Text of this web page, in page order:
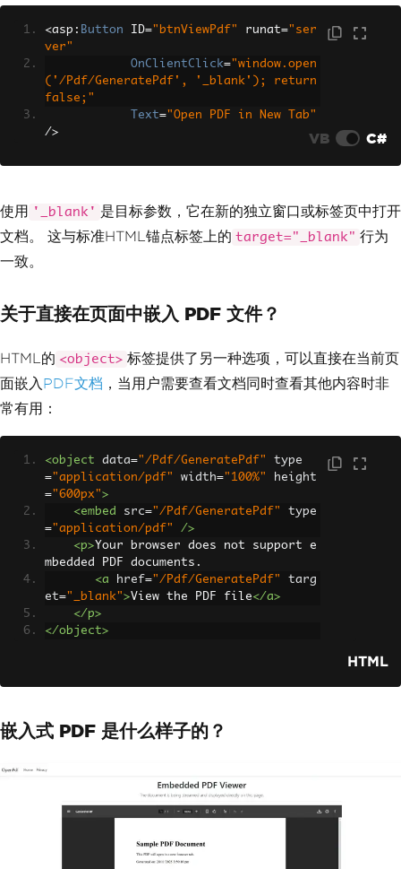
<asp : Button ID="btnViewPdf" runat="ser
ver"
OnClientClick="window.open
('/Pdf/GeneratePdf', '_blank'); return
false;"
Text="Open PDF in New Tab"
/>
VB C#
使用 '_blank' 是目标参数，它在新的独立窗口或标签页中打开
文档。 这与标准HTML锚点标签上的 target="_blank" 行为
一致。
关于直接在页面中嵌入 PDF 文件？
HTML的 <object> 标签提供了另一种选项，可以直接在当前页
面嵌入 PDF文档 ，当用户需要查看文档同时查看其他内容时非
常有用：
<object data="/Pdf/GeneratePdf"
type
="application/pdf" width="100%"
height
="600px">
<embed
src="/Pdf/GeneratePdf"
type
="application/pdf"
/>
<p>Your browser does not support e
mbedded PDF documents.
<a
href="/Pdf/GeneratePdf"
targ
et="_blank">View the PDF file</a>
</p>
</object>
HTML
嵌入式 PDF 是什么样子的？